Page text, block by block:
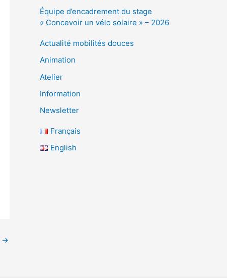
→
Équipe d’encadrement du stage
« Concevoir un vélo solaire » – 2026
Actualité mobilités douces
Animation
Atelier
Information
Newsletter
Français
English